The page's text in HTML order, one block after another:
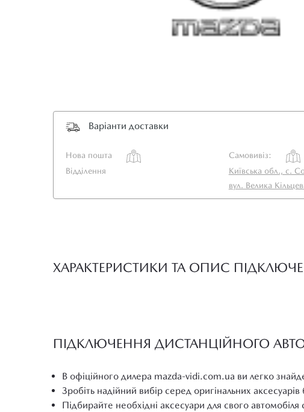
Варіанти доставки
Нова пошта
Самовивіз:
Відділення
Київська обл., с.
вул. Велика
ХАРАКТЕРИСТИКИ ТА ОПИС
ПІДКЛЮЧЕННЯ ДИСТАНЦІЙНОГО
В офіційного дилера mazda-vidi.com.ua ви легко
Зробіть надійний вибір серед оригінальних
Підбирайте необхідні аксесуари для свого